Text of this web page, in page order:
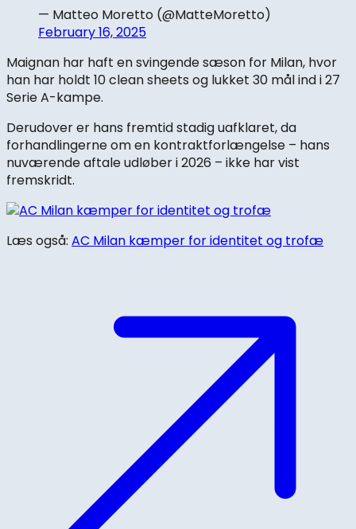
— Matteo Moretto (@MatteMoretto)
February 16, 2025
Maignan har haft en svingende sæson for Milan, hvor
han har holdt 10 clean sheets og lukket 30 mål ind i 27
Serie A-kampe.
Derudover er hans fremtid stadig uafklaret, da
forhandlingerne om en kontraktforlængelse – hans
nuværende aftale udløber i 2026 – ikke har vist
fremskridt.
Læs også: AC Milan kæmper for identitet og trofæ